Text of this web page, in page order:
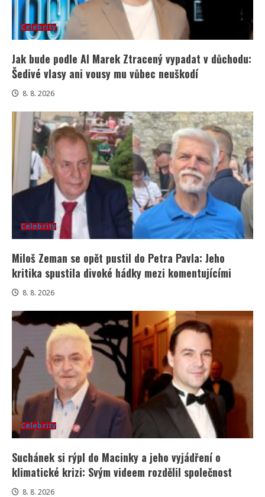
Celebrity
Jak bude podle AI Marek Ztracený vypadat v důchodu:
Šedivé vlasy ani vousy mu vůbec neuškodí
8. 8. 2026
Celebrity
Miloš Zeman se opět pustil do Petra Pavla: Jeho
kritika spustila divoké hádky mezi komentujícími
8. 8. 2026
Celebrity
Suchánek si rýpl do Macinky a jeho vyjádření o
klimatické krizi: Svým videem rozdělil společnost
8. 8. 2026